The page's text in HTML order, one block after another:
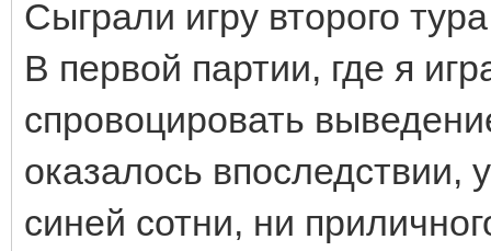
Сыграли игру второго
В первой партии, где я
спровоцировать
оказалось впоследствии,
синей сотни, ни